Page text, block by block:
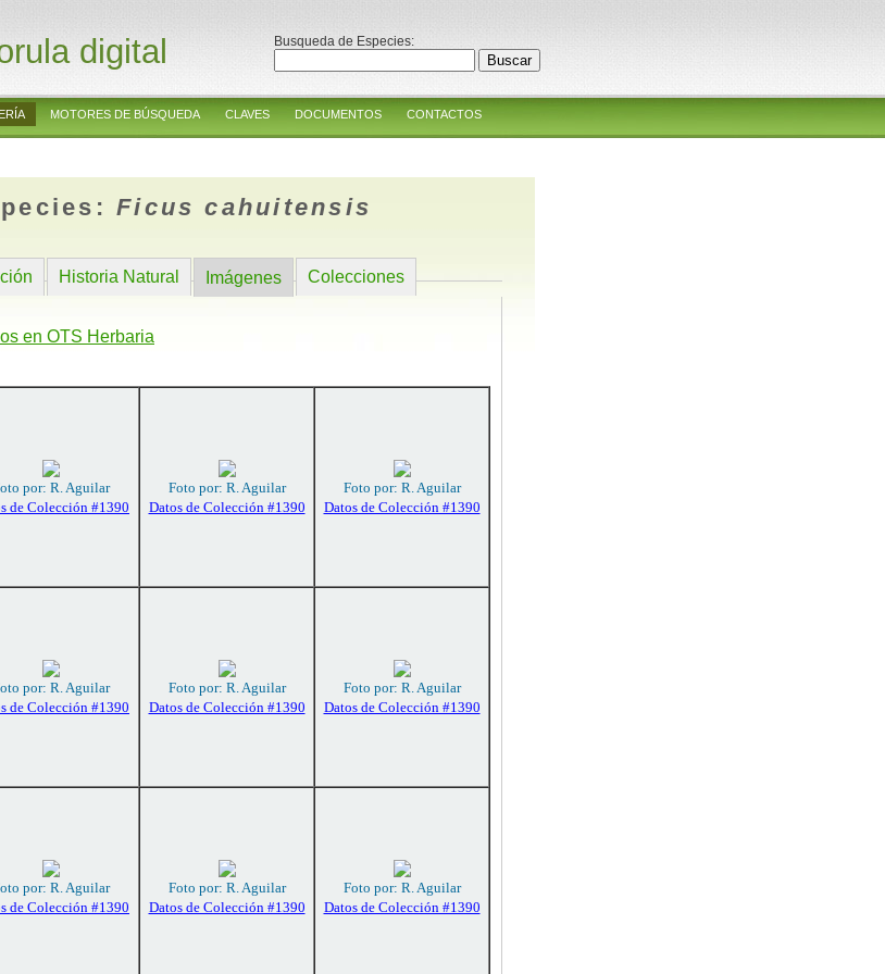
digital Busqueda de Especies:
MOTORES DE BÚSQUEDA CLAVES DOCUMENTOS CONTACTOS
Ficus cahuitensis
Historia Natural Imágenes Colecciones
en OTS Herbaria
por: R. Aguilar
de Colección #1390
Foto por: R. Aguilar
Datos de Colección #1390
Foto por: R. Aguilar
Datos de Colección #1390
por: R. Aguilar
de Colección #1390
Foto por: R. Aguilar
Datos de Colección #1390
Foto por: R. Aguilar
Datos de Colección #1390
por: R. Aguilar
de Colección #1390
Foto por: R. Aguilar
Datos de Colección #1390
Foto por: R. Aguilar
Datos de Colección #1390